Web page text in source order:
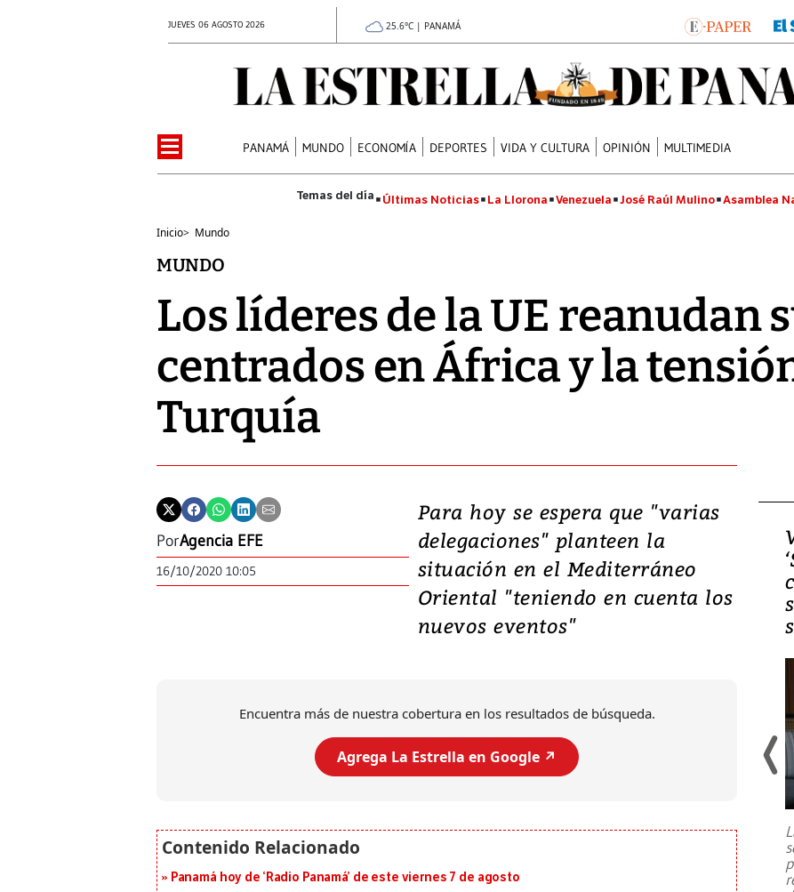
JUEVES 06 AGOSTO 2026 25.6°C | PANAMÁ
PANAMÁ MUNDO ECONOMÍA DEPORTES VIDA Y CULTURA OPINIÓN MULTIMEDIA
Últimas Noticias La Llorona Venezuela José Raúl Mulino Asamblea
Inicio> Mundo
MUNDO
Los líderes de la UE reanudan
centrados en África y la
Turquía
PorAgencia EFE
16/10/2020 10:05
Para hoy se espera que "varias
delegaciones" planteen la
situación en el Mediterráneo
Oriental "teniendo en cuenta los
nuevos eventos"
Encuentra más de nuestra cobertura en los resultados de búsqueda.
Agrega La Estrella en Google ↗️
Panamá hoy de ‘Radio Panamá’ de este viernes 7 de agosto
Video, Japón: Terremoto
deja heridos y graves
daños en Kumamoto
al sur de Japón, provocando una